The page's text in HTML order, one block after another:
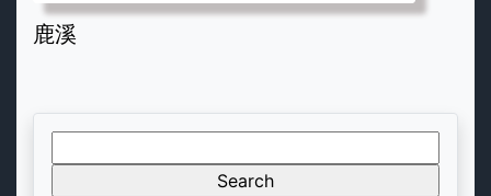
鹿溪
for: